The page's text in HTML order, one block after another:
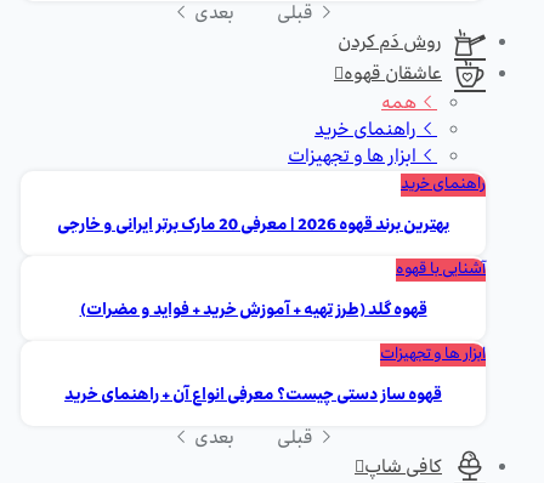
قبلی
بعدی
روش دَم کردن
عاشقان قهوه
همه
راهنمای خرید
ابزار ها و تجهیزات
راهنمای خرید
بهترین برند قهوه 2026 | معرفی 20 مارک برتر ایرانی و خارجی
آشنایی با قهوه
قهوه گلد (طرز تهیه + آموزش خرید + فواید و مضرات)
ابزار ها و تجهیزات
قهوه ساز دستی چیست؟ معرفی انواع آن + راهنمای خرید
قبلی
بعدی
کافی شاپ